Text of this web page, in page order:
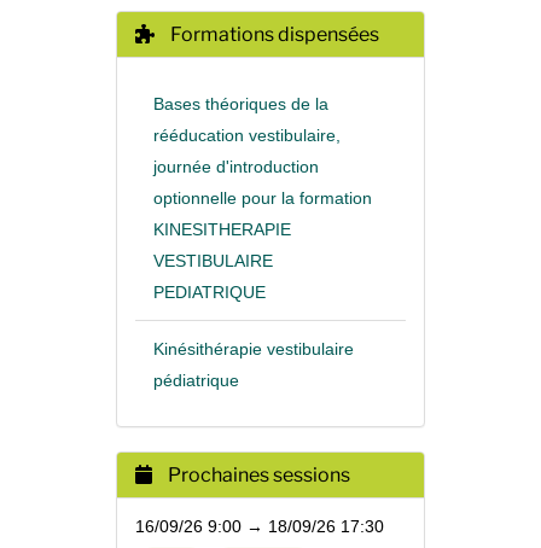
Formations dispensées
Bases théoriques de la
rééducation vestibulaire,
journée d'introduction
optionnelle pour la formation
KINESITHERAPIE
VESTIBULAIRE
PEDIATRIQUE
Kinésithérapie vestibulaire
pédiatrique
Prochaines sessions
16/09/26 9:00 → 18/09/26 17:30